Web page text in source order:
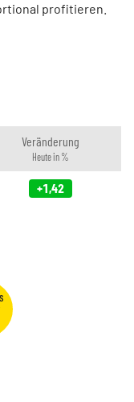
profitieren.
Veränderung
Heute in %
+1,42